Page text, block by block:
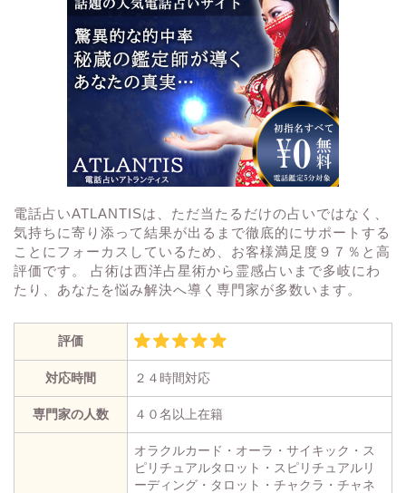
電話占いATLANTISは、ただ当たるだけの占いではなく、
気持ちに寄り添って結果が出るまで徹底的にサポートする
ことにフォーカスしているため、お客様満足度９７％と高
評価です。 占術は西洋占星術から霊感占いまで多岐にわ
たり、あなたを悩み解決へ導く専門家が多数います。
評価
対応時間 ２４時間対応
専門家の人数 ４０名以上在籍
オラクルカード・オーラ・サイキック・ス
ピリチュアルタロット・スピリチュアルリ
ーディング・タロット・チャクラ・チャネ